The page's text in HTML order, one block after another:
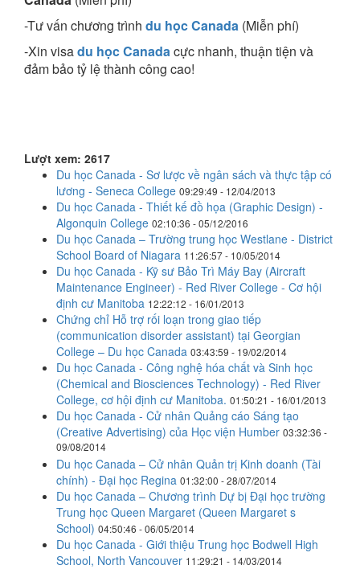
-Tư vấn chương trình du học Canada (Miễn phí)
-Xin visadu học Canadacực nhanh, thuận tiện và
đảm bảo tỷ lệ thành công cao!
Lượt xem: 2617
Du học Canada - Sơ lược về ngân sách và thực tập có
lương - Seneca College 09:29:49 - 12/04/2013
Du học Canada - Thiết kế đồ họa (Graphic Design) -
Algonquin College 02:10:36 - 05/12/2016
Du học Canada – Trường trung học Westlane - District
School Board of Niagara 11:26:57 - 10/05/2014
Du học Canada - Kỹ sư Bảo Trì Máy Bay (Aircraft
Maintenance Engineer) - Red River College - Cơ hội
định cư Manitoba 12:22:12 - 16/01/2013
Chứng chỉ Hỗ trợ rối loạn trong giao tiếp
(communication disorder assistant) tại Georgian
College – Du học Canada 03:43:59 - 19/02/2014
Du học Canada - Công nghệ hóa chất và Sinh học
(Chemical and Biosciences Technology) - Red River
College, cơ hội định cư Manitoba. 01:50:21 - 16/01/2013
Du học Canada - Cử nhân Quảng cáo Sáng tạo
(Creative Advertising) của Học viện Humber 03:32:36 -
09/08/2014
Du học Canada – Cử nhân Quản trị Kinh doanh (Tài
chính) - Đại học Regina 01:32:00 - 28/07/2014
Du học Canada – Chương trình Dự bị Đại học trường
Trung học Queen Margaret (Queen Margaret s
School) 04:50:46 - 06/05/2014
Du học Canada - Giới thiệu Trung học Bodwell High
School, North Vancouver 11:29:21 - 14/03/2014